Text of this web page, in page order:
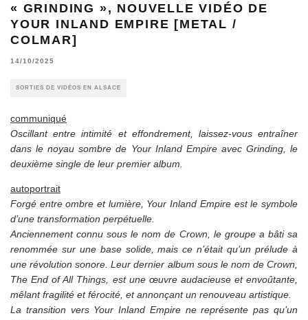
« GRINDING », NOUVELLE VIDÉO DE
YOUR INLAND EMPIRE [METAL /
COLMAR]
14/10/2025
SORTIES DE VIDÉOS EN ALSACE
communiqué
Oscillant entre intimité et effondrement, laissez-vous entraîner
dans le noyau sombre de Your Inland Empire avec Grinding, le
deuxième single de leur premier album.
autoportrait
Forgé entre ombre et lumière, Your Inland Empire est le symbole
d’une transformation perpétuelle.
Anciennement connu sous le nom de Crown, le groupe a bâti sa
renommée sur une base solide, mais ce n’était qu’un prélude à
une révolution sonore. Leur dernier album sous le nom de Crown,
The End of All Things, est une œuvre audacieuse et envoûtante,
mêlant fragilité et férocité, et annonçant un renouveau artistique.
La transition vers Your Inland Empire ne représente pas qu’un